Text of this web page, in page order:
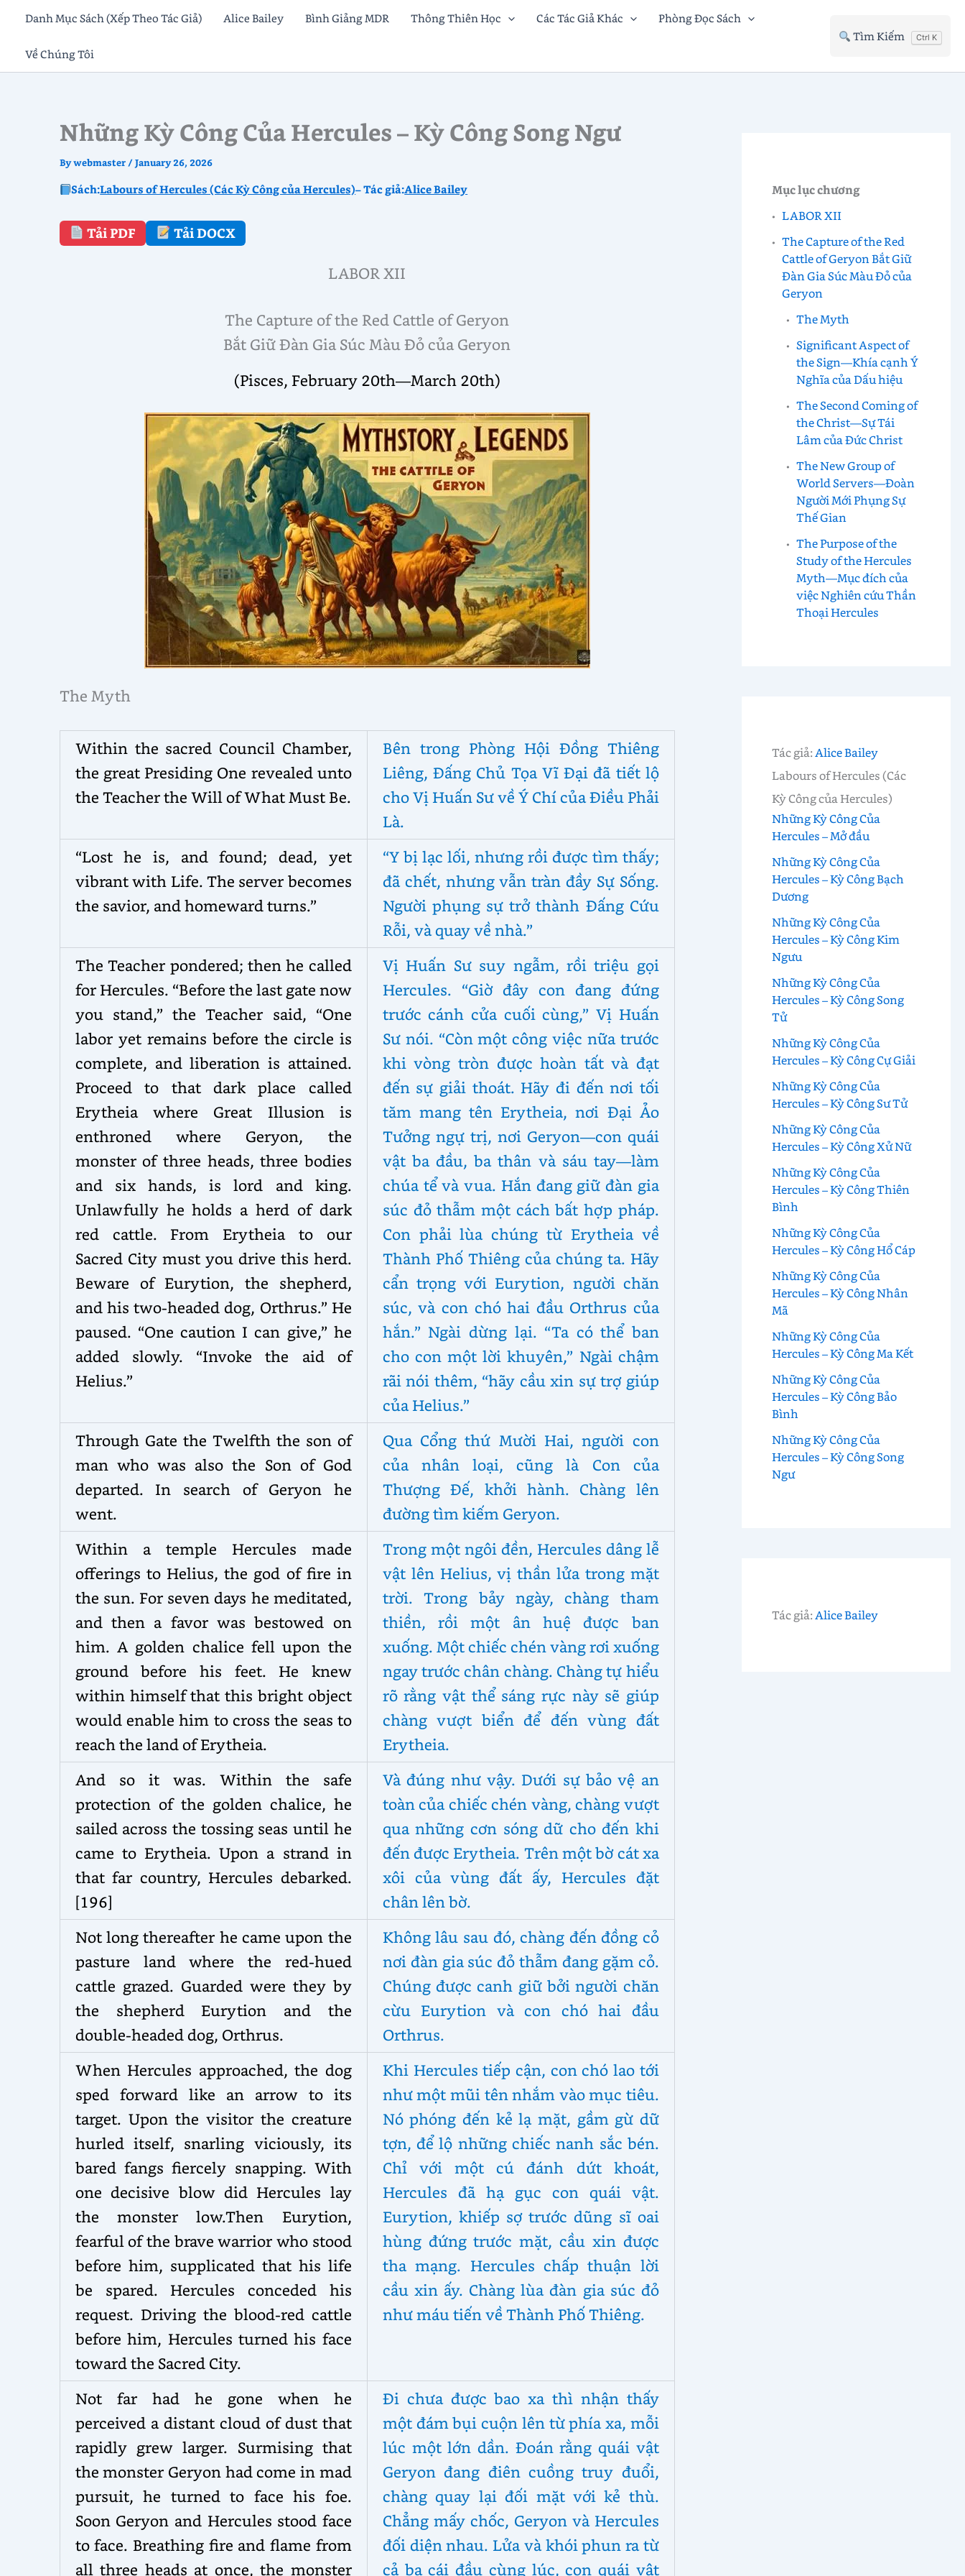
Skip
content
Danh Mục Sách (Xếp Theo Tác Giả) Alice Bailey Bình Giảng MDR Thông Thiên Học Các Tác Giả Khác Phòng Đọc Sách
Về Chúng Tôi
Tìm Kiếm Ctrl K
Những Kỳ Công Của Hercules – Kỳ Công Song Ngư
Bywebmaster /January 26, 2026
Sách:Labours of Hercules (Các Kỳ Công của Hercules)– Tác giả:Alice Bailey
Tải PDF Tải DOCX
LABOR XII
The Capture of the Red Cattle of Geryon
Bắt Giữ Đàn Gia Súc Màu Đỏ của Geryon
(Pisces, February 20th—March 20th)
The Myth
Within the sacred Council Chamber,
the great Presiding One revealed unto
the Teacher the Will of What Must Be.
Bên trong Phòng Hội Đồng Thiêng
Liêng, Đấng Chủ Tọa Vĩ Đại đã tiết lộ
cho Vị Huấn Sư về Ý Chí của Điều Phải
Là.
“Lost he is, and found; dead, yet
vibrant with Life. The server becomes
the savior, and homeward turns.”
“Y bị lạc lối, nhưng rồi được tìm thấy;
đã chết, nhưng vẫn tràn đầy Sự Sống.
Người phụng sự trở thành Đấng Cứu
Rỗi, và quay về nhà.”
The Teacher pondered; then he called
for Hercules. “Before the last gate now
you stand,” the Teacher said, “One
labor yet remains before the circle is
complete, and liberation is attained.
Proceed to that dark place called
Erytheia where Great Illusion is
enthroned where Geryon, the
monster of three heads, three bodies
and six hands, is lord and king.
Unlawfully he holds a herd of dark
red cattle. From Erytheia to our
Sacred City must you drive this herd.
Beware of Eurytion, the shepherd,
and his two-headed dog, Orthrus.” He
paused. “One caution I can give,” he
added slowly. “Invoke the aid of
Helius.”
Vị Huấn Sư suy ngẫm, rồi triệu gọi
Hercules. “Giờ đây con đang đứng
trước cánh cửa cuối cùng,” Vị Huấn
Sư nói. “Còn một công việc nữa trước
khi vòng tròn được hoàn tất và đạt
đến sự giải thoát. Hãy đi đến nơi tối
tăm mang tên Erytheia, nơi Đại Ảo
Tưởng ngự trị, nơi Geryon—con quái
vật ba đầu, ba thân và sáu tay—làm
chúa tể và vua. Hắn đang giữ đàn gia
súc đỏ thẫm một cách bất hợp pháp.
Con phải lùa chúng từ Erytheia về
Thành Phố Thiêng của chúng ta. Hãy
cẩn trọng với Eurytion, người chăn
súc, và con chó hai đầu Orthrus của
hắn.” Ngài dừng lại. “Ta có thể ban
cho con một lời khuyên,” Ngài chậm
rãi nói thêm, “hãy cầu xin sự trợ giúp
của Helius.”
Through Gate the Twelfth the son of
man who was also the Son of God
departed. In search of Geryon he
went.
Qua Cổng thứ Mười Hai, người con
của nhân loại, cũng là Con của
Thượng Đế, khởi hành. Chàng lên
đường tìm kiếm Geryon.
Within a temple Hercules made
offerings to Helius, the god of fire in
the sun. For seven days he meditated,
and then a favor was bestowed on
him. A golden chalice fell upon the
ground before his feet. He knew
within himself that this bright object
would enable him to cross the seas to
reach the land of Erytheia.
Trong một ngôi đền, Hercules dâng lễ
vật lên Helius, vị thần lửa trong mặt
trời. Trong bảy ngày, chàng tham
thiền, rồi một ân huệ được ban
xuống. Một chiếc chén vàng rơi xuống
ngay trước chân chàng. Chàng tự hiểu
rõ rằng vật thể sáng rực này sẽ giúp
chàng vượt biển để đến vùng đất
Erytheia.
And so it was. Within the safe
protection of the golden chalice, he
sailed across the tossing seas until he
came to Erytheia. Upon a strand in
that far country, Hercules debarked.
[196]
Và đúng như vậy. Dưới sự bảo vệ an
toàn của chiếc chén vàng, chàng vượt
qua những cơn sóng dữ cho đến khi
đến được Erytheia. Trên một bờ cát xa
xôi của vùng đất ấy, Hercules đặt
chân lên bờ.
Not long thereafter he came upon the
pasture land where the red-hued
cattle grazed. Guarded were they by
the shepherd Eurytion and the
double-headed dog, Orthrus.
Không lâu sau đó, chàng đến đồng cỏ
nơi đàn gia súc đỏ thẫm đang gặm cỏ.
Chúng được canh giữ bởi người chăn
cừu Eurytion và con chó hai đầu
Orthrus.
When Hercules approached, the dog
sped forward like an arrow to its
target. Upon the visitor the creature
hurled itself, snarling viciously, its
bared fangs fiercely snapping. With
one decisive blow did Hercules lay
the monster low.Then Eurytion,
fearful of the brave warrior who stood
before him, supplicated that his life
be spared. Hercules conceded his
request. Driving the blood-red cattle
before him, Hercules turned his face
toward the Sacred City.
Khi Hercules tiếp cận, con chó lao tới
như một mũi tên nhắm vào mục tiêu.
Nó phóng đến kẻ lạ mặt, gầm gừ dữ
tợn, để lộ những chiếc nanh sắc bén.
Chỉ với một cú đánh dứt khoát,
Hercules đã hạ gục con quái vật.
Eurytion, khiếp sợ trước dũng sĩ oai
hùng đứng trước mặt, cầu xin được
tha mạng. Hercules chấp thuận lời
cầu xin ấy. Chàng lùa đàn gia súc đỏ
như máu tiến về Thành Phố Thiêng.
Not far had he gone when he
perceived a distant cloud of dust that
rapidly grew larger. Surmising that
the monster Geryon had come in mad
pursuit, he turned to face his foe.
Soon Geryon and Hercules stood face
to face. Breathing fire and flame from
all three heads at once, the monster
Đi chưa được bao xa thì nhận thấy
một đám bụi cuộn lên từ phía xa, mỗi
lúc một lớn dần. Đoán rằng quái vật
Geryon đang điên cuồng truy đuổi,
chàng quay lại đối mặt với kẻ thù.
Chẳng mấy chốc, Geryon và Hercules
đối diện nhau. Lửa và khói phun ra từ
cả ba cái đầu cùng lúc, con quái vật
Mục lục chương
LABOR XII
The Capture of the Red
Cattle of Geryon Bắt Giữ
Đàn Gia Súc Màu Đỏ của
Geryon
The Myth
Significant Aspect of
the Sign—Khía cạnh Ý
Nghĩa của Dấu hiệu
The Second Coming of
the Christ—Sự Tái
Lâm của Đức Christ
The New Group of
World Servers—Đoàn
Người Mới Phụng Sự
Thế Gian
The Purpose of the
Study of the Hercules
Myth—Mục đích của
việc Nghiên cứu Thần
Thoại Hercules
Tác giả:Alice Bailey
Labours of Hercules (Các
Kỳ Công của Hercules)
Những Kỳ Công Của
Hercules – Mở đầu
Những Kỳ Công Của
Hercules – Kỳ Công Bạch
Dương
Những Kỳ Công Của
Hercules – Kỳ Công Kim
Ngưu
Những Kỳ Công Của
Hercules – Kỳ Công Song
Tử
Những Kỳ Công Của
Hercules – Kỳ Công Cự Giải
Những Kỳ Công Của
Hercules – Kỳ Công Sư Tử
Những Kỳ Công Của
Hercules – Kỳ Công Xử Nữ
Những Kỳ Công Của
Hercules – Kỳ Công Thiên
Bình
Những Kỳ Công Của
Hercules – Kỳ Công Hổ Cáp
Những Kỳ Công Của
Hercules – Kỳ Công Nhân
Mã
Những Kỳ Công Của
Hercules – Kỳ Công Ma Kết
Những Kỳ Công Của
Hercules – Kỳ Công Bảo
Bình
Những Kỳ Công Của
Hercules – Kỳ Công Song
Ngư
Tác giả: Alice Bailey